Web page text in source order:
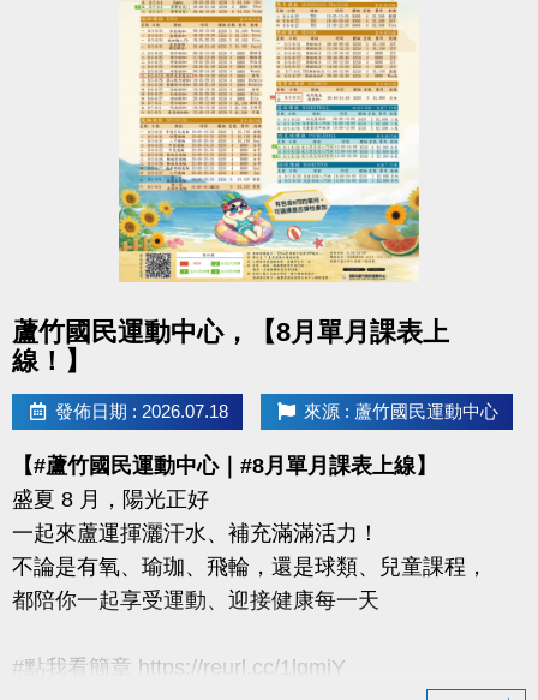
-洽詢專線：03-2639066 #112
-官網 :
https://www.lzsports.com.tw/zh_TW/news/pageID/1/
-FB : 桃園市蘆竹國民運動中心
-IG : @luzhusports
蘆竹國民運動中心，【8月單月課表上
線！】
發佈日期 : 2026.07.18 來源 : 蘆竹國民運動中心
【#蘆竹國民運動中心｜#8月單月課表上線】
盛夏 8 月，陽光正好
一起來蘆運揮灑汗水、補充滿滿活力！
不論是有氧、瑜珈、飛輪，還是球類、兒童課程，
都陪你一起享受運動、迎接健康每一天
#點我看簡章 https://reurl.cc/1lgmjY